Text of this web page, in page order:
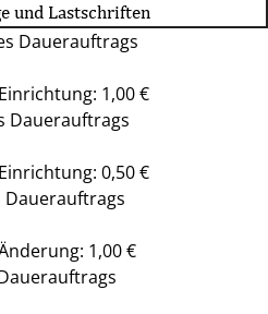
und Lastschriften
Dauerauftrags
1,00 €
Dauerauftrags
0,50 €
Dauerauftrags
1,00 €